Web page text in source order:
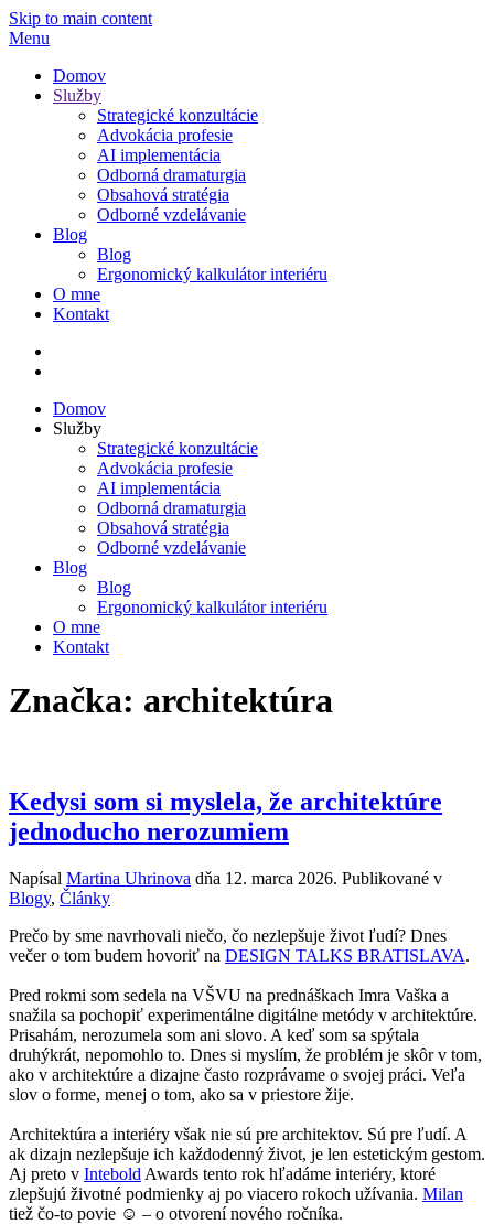
Skip to main content
Menu
Domov
Služby
Strategické konzultácie
Advokácia profesie
AI implementácia
Odborná dramaturgia
Obsahová stratégia
Odborné vzdelávanie
Blog
Blog
Ergonomický kalkulátor interiéru
O mne
Kontakt
Domov
Služby
Strategické konzultácie
Advokácia profesie
AI implementácia
Odborná dramaturgia
Obsahová stratégia
Odborné vzdelávanie
Blog
Blog
Ergonomický kalkulátor interiéru
O mne
Kontakt
Značka: architektúra
Kedysi som si myslela, že architektúre
jednoducho nerozumiem
Napísal Martina Uhrinova dňa 12. marca 2026. Publikované v
Blogy, Články
Prečo by sme navrhovali niečo, čo nezlepšuje život ľudí? Dnes
večer o tom budem hovoriť na DESIGN TALKS BRATISLAVA.
Pred rokmi som sedela na VŠVU na prednáškach Imra Vaška a
snažila sa pochopiť experimentálne digitálne metódy v architektúre.
Prisahám, nerozumela som ani slovo. A keď som sa spýtala
druhýkrát, nepomohlo to. Dnes si myslím, že problém je skôr v tom,
ako v architektúre a dizajne často rozprávame o svojej práci. Veľa
slov o forme, menej o tom, ako sa v priestore žije.
Architektúra a interiéry však nie sú pre architektov. Sú pre ľudí. A
ak dizajn nezlepšuje ich každodenný život, je len estetickým gestom.
Aj preto v Intebold Awards tento rok hľadáme interiéry, ktoré
zlepšujú životné podmienky aj po viacero rokoch užívania. Milan
tiež čo-to povie ☺️ – o otvorení nového ročníka.